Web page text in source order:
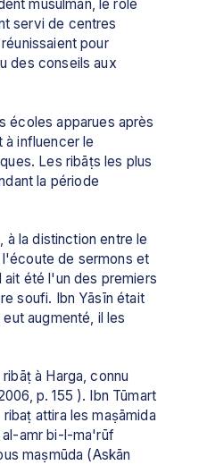
musulman, le rôle
servi de centres
pour
des conseils aux
écoles apparues après
influencer le
Les ribāṭs les plus
la période
à la distinction entre le
de sermons et
été l'un des premiers
soufi. Ibn Yāsīn était
augmenté, il les
à Harga, connu
p. 155 ). Ibn Tūmart
attira les maṣāmida
al-amr bi-l-ma'rūf
maṣmūda (Askān